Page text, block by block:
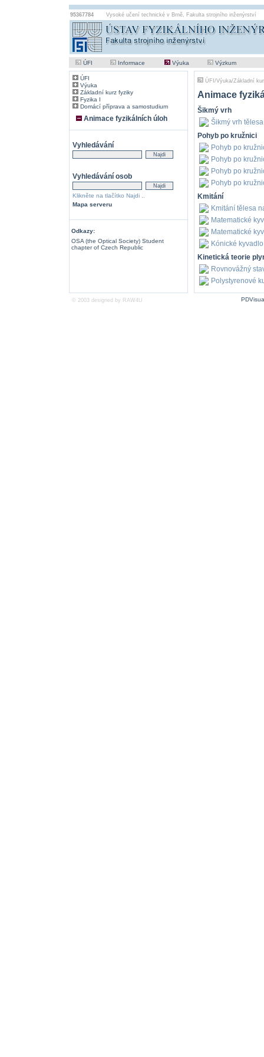
95367784 Vysoké učení technické v Brně, Fakulta strojního inženýrství
ÚFI Informace Výuka Výzkum
ÚFI
Výuka
Základní kurz fyziky
Fyzika I
Domácí příprava a samostudium
Animace fyzikálních úloh
Vyhledávání
Vyhledávání osob
Klikněte na tlačítko Najdi ..
Mapa serveru
Odkazy:
OSA (the Optical Society) Student
chapter of Czech Republic
ÚFI /Výuka/Základní
Animace
Šikmý vrh
Šikmý vrh tělesa
Pohyb po kružnici
Pohyb po
Pohyb po
Pohyb po
Pohyb po
Kmitání
Kmitání tělesa
Matematické
Matematické
Kónické kyvadlo
Kinetická teorie
Rovnovážný
Polystyrenové
© 2003 designed by RAW4U